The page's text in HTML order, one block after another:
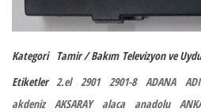
Kategori Tamir / Bakım Televizyon ve Uydu
Etiketler 2.el 2901 2901-8 ADANA
akdeniz
AKSARAY alaca anadolu